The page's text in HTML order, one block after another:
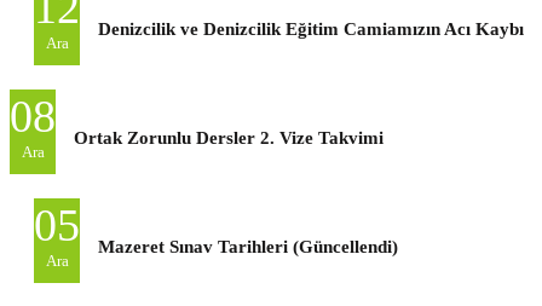
Ara
Denizcilik ve Denizcilik Eğitim Camiamızın Acı Kaybı
08
Ara
Ortak Zorunlu Dersler 2. Vize Takvimi
05
Ara
Mazeret Sınav Tarihleri (Güncellendi)